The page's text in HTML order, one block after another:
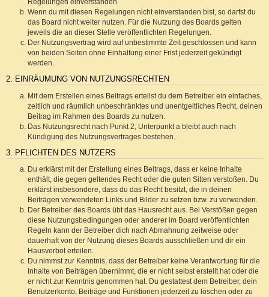
Regelungen einverstanden.
Wenn du mit diesen Regelungen nicht einverstanden bist, so darfst du
das Board nicht weiter nutzen. Für die Nutzung des Boards gelten
jeweils die an dieser Stelle veröffentlichten Regelungen.
Der Nutzungsvertrag wird auf unbestimmte Zeit geschlossen und kann
von beiden Seiten ohne Einhaltung einer Frist jederzeit gekündigt
werden.
2. EINRÄUMUNG VON NUTZUNGSRECHTEN
Mit dem Erstellen eines Beitrags erteilst du dem Betreiber ein einfaches,
zeitlich und räumlich unbeschränktes und unentgeltliches Recht, deinen
Beitrag im Rahmen des Boards zu nutzen.
Das Nutzungsrecht nach Punkt 2, Unterpunkt a bleibt auch nach
Kündigung des Nutzungsvertrages bestehen.
3. PFLICHTEN DES NUTZERS
Du erklärst mit der Erstellung eines Beitrags, dass er keine Inhalte
enthält, die gegen geltendes Recht oder die guten Sitten verstoßen. Du
erklärst insbesondere, dass du das Recht besitzt, die in deinen
Beiträgen verwendeten Links und Bilder zu setzen bzw. zu verwenden.
Der Betreiber des Boards übt das Hausrecht aus. Bei Verstößen gegen
diese Nutzungsbedingungen oder anderer im Board veröffentlichten
Regeln kann der Betreiber dich nach Abmahnung zeitweise oder
dauerhaft von der Nutzung dieses Boards ausschließen und dir ein
Hausverbot erteilen.
Du nimmst zur Kenntnis, dass der Betreiber keine Verantwortung für die
Inhalte von Beiträgen übernimmt, die er nicht selbst erstellt hat oder die
er nicht zur Kenntnis genommen hat. Du gestattest dem Betreiber, dein
Benutzerkonto, Beiträge und Funktionen jederzeit zu löschen oder zu